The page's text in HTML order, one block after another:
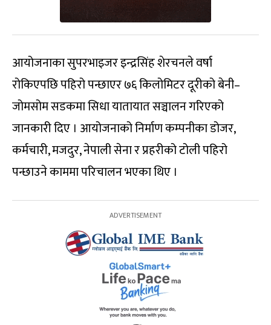
आयोजनाका सुपरभाइजर इन्द्रसिंह शेरचनले वर्षा
रोकिएपछि पहिरो पन्छाएर ७६ किलोमिटर दूरीको बेनी–
जोमसोम सडकमा सिधा यातायात सञ्चालन गरिएको
जानकारी दिए । आयोजनाको निर्माण कम्पनीका डोजर,
कर्मचारी, मजदुर, नेपाली सेना र प्रहरीको टोली पहिरो
पन्छाउने काममा परिचालन भएका थिए ।